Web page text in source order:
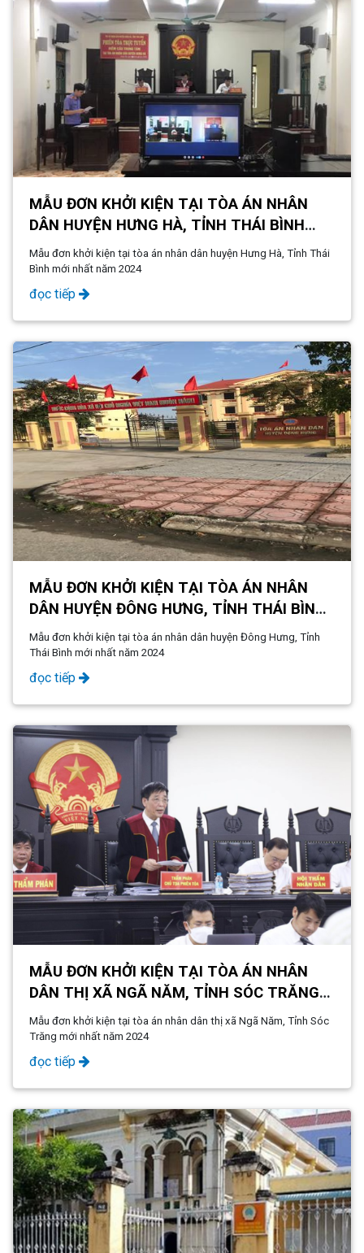
MẪU ĐƠN KHỞI KIỆN TẠI TÒA ÁN NHÂN
DÂN HUYỆN HƯNG HÀ, TỈNH THÁI BÌNH
MỚI NHẤT NĂM 2024
Mẫu đơn khởi kiện tại tòa án nhân dân huyện Hưng Hà, Tỉnh Thái
Bình mới nhất năm 2024
đọc tiếp
MẪU ĐƠN KHỞI KIỆN TẠI TÒA ÁN NHÂN
DÂN HUYỆN ĐÔNG HƯNG, TỈNH THÁI BÌNH
MỚI NHẤT NĂM 2024
Mẫu đơn khởi kiện tại tòa án nhân dân huyện Đông Hưng, Tỉnh
Thái Bình mới nhất năm 2024
đọc tiếp
MẪU ĐƠN KHỞI KIỆN TẠI TÒA ÁN NHÂN
DÂN THỊ XÃ NGÃ NĂM, TỈNH SÓC TRĂNG
MỚI NHẤT NĂM 2024
Mẫu đơn khởi kiện tại tòa án nhân dân thị xã Ngã Năm, Tỉnh Sóc
Trăng mới nhất năm 2024
đọc tiếp